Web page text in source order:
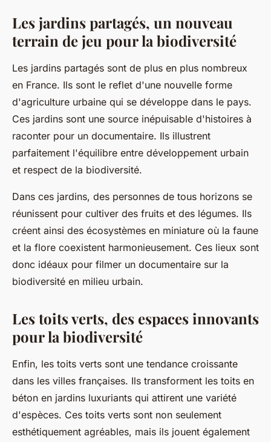
Les jardins partagés, un nouveau
terrain de jeu pour la biodiversité
Les jardins partagés sont de plus en plus nombreux
en France. Ils sont le reflet d'une nouvelle forme
d'agriculture urbaine qui se développe dans le pays.
Ces jardins sont une source inépuisable d'histoires à
raconter pour un documentaire. Ils illustrent
parfaitement l'équilibre entre développement urbain
et respect de la biodiversité.
Dans ces jardins, des personnes de tous horizons se
réunissent pour cultiver des fruits et des légumes. Ils
créent ainsi des écosystèmes en miniature où la faune
et la flore coexistent harmonieusement. Ces lieux sont
donc idéaux pour filmer un documentaire sur la
biodiversité en milieu urbain.
Les toits verts, des espaces innovants
pour la biodiversité
Enfin, les toits verts sont une tendance croissante
dans les villes françaises. Ils transforment les toits en
béton en jardins luxuriants qui attirent une variété
d'espèces. Ces toits verts sont non seulement
esthétiquement agréables, mais ils jouent également